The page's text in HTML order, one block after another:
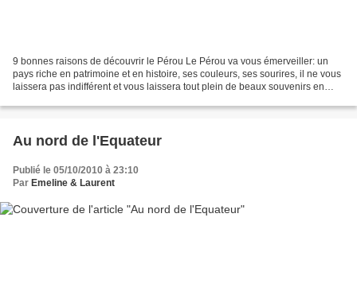
9 bonnes raisons de découvrir le Pérou Le Pérou va vous émerveiller: un
pays riche en patrimoine et en histoire, ses couleurs, ses sourires, il ne vous
laissera pas indifférent et vous laissera tout plein de beaux souvenirs en
Au nord de l'Equateur
Publié le 05/10/2010 à 23:10
Par Emeline & Laurent